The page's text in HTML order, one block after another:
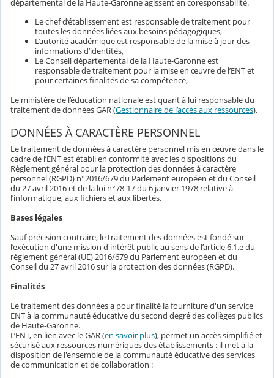
Le chef d’établissement est responsable de traitement pour
toutes les données liées aux besoins pédagogiques,
L’autorité académique est responsable de la mise à jour des
informations d’identités,
Le Conseil départemental de la Haute-Garonne est
responsable de traitement pour la mise en œuvre de l’ENT et
pour certaines finalités de sa compétence,
Le ministère de l’éducation nationale est quant à lui responsable du
traitement de données GAR (Gestionnaire de l’accès aux ressources).
DONNÉES À CARACTÈRE PERSONNEL
Le traitement de données à caractère personnel mis en œuvre dans le
cadre de l’ENT est établi en conformité avec les dispositions du
Règlement général pour la protection des données à caractère
personnel (RGPD) n°2016/679 du Parlement européen et du Conseil
du 27 avril 2016 et de la loi n°78-17 du 6 janvier 1978 relative à
l’informatique, aux fichiers et aux libertés.
Bases légales
Sauf précision contraire, le traitement des données est fondé sur
l’exécution d'une mission d'intérêt public au sens de l’article 6.1.e du
règlement général (UE) 2016/679 du Parlement européen et du
Conseil du 27 avril 2016 sur la protection des données (RGPD).
Finalités
Le traitement des données a pour finalité la fourniture d'un service
ENT à la communauté éducative du second degré des collèges publics
de Haute-Garonne.
L’ENT, en lien avec le GAR (en savoir plus), permet un accès simplifié et
sécurisé aux ressources numériques des établissements : il met à la
disposition de l'ensemble de la communauté éducative des services
de communication et de collaboration :